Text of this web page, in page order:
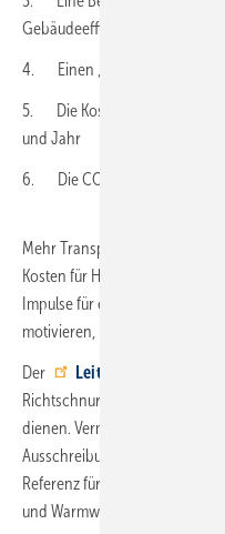
Gebäudeeffizienz
4. Einen „Spartipp des
5. Die Kostenschätzung für
und Jahr
6. Die CO
Mehr Transparenz über den
Kosten für Heizen und
Impulse für ein
motivieren, bestehende
Der Leitfaden
Richtschnur für die
dienen. Vermieter*innen
Ausschreibungen verwenden
Referenz für eine
und Warmwasser anlegen.